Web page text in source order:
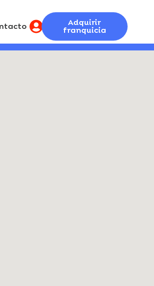
Adquirir
franquicia